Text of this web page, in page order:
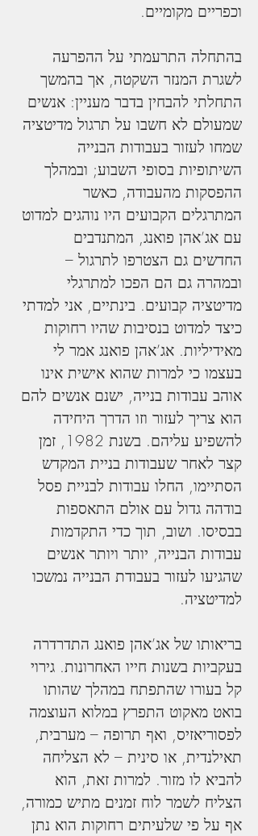
וכפריים מקומיים.
בהתחלה התרעמתי על ההפרעה
לשגרת המנזר השקטה, אך בהמשך
התחלתי להבחין בדבר מעניין: אנשים
שמעולם לא חשבו על תרגול מדיטציה
שמחו לעזור בעבודות הבנייה
השיתופיות בסופי השבוע; ובמהלך
ההפסקות מהעבודה, כאשר
המתרגלים הקבועים היו נוהגים למדוט
עם אג’אהן פואנג, המתנדבים
החדשים גם הצטרפו לתרגול –
ובמהרה גם הם הפכו למתרגלי
מדיטציה קבועים. בינתיים, אני למדתי
כיצד למדוט בנסיבות שהיו רחוקות
מאידיליות. אג’אהן פואנג אמר לי
בעצמו כי למרות שהוא אישית אינו
אוהב עבודות בנייה, ישנם אנשים להם
הוא צריך לעזור וזו הדרך היחידה
להשפיע עליהם. בשנת 1982, זמן
קצר לאחר שעבודות בניית המקדש
הסתיימו, החלו עבודות לבניית פסל
בודהה גדול עם אולם התאספות
בבסיסו. ושוב, תוך כדי התקדמות
עבודות הבנייה, יותר ויותר אנשים
שהגיעו לעזור בעבודת הבנייה נמשכו
למדיטציה.
בריאותו של אג’אהן פואנג התדרדרה
בעקביות בשנות חייו האחרונות. גירוי
קל בעורו שהתפתח במהלך שהותו
בואט מאקוט התפרץ במלוא העוצמה
לפסוריאזיס, ואף תרופה – מערבית,
תאילנדית, או סינית – לא הצליחה
להביא לו מזור. למרות זאת, הוא
הצליח לשמר לוח זמנים מתיש כמורה,
אף על פי שלעיתים רחוקות הוא נתן